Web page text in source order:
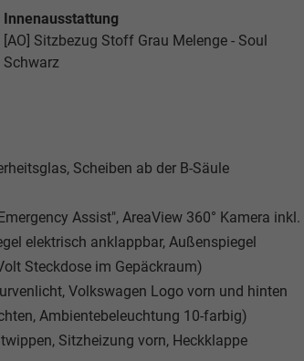
Innenausstattung
[AO] Sitzbezug Stoff Grau Melenge - Soul
Schwarz
Scheiben ab der B-Säule
Assist", AreaView 360° Kamera inkl.
elektrisch anklappbar, Außenspiegel
Steckdose im Gepäckraum)
Volkswagen Logo vorn und hinten
Ambientebeleuchtung 10-farbig)
Sitzheizung vorn, Heckklappe